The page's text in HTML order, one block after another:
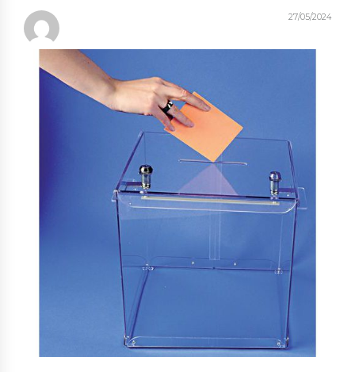
27/05/2024